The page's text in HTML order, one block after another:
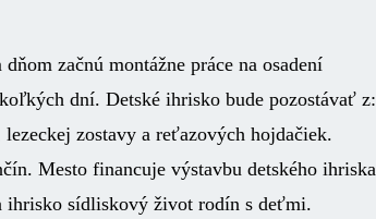
začnú montážne práce na osadení
dní. Detské ihrisko bude pozostávať z:
zostavy a reťazových hojdačiek.
Mesto financuje výstavbu detského ihriska
sídliskový život rodín s deťmi.